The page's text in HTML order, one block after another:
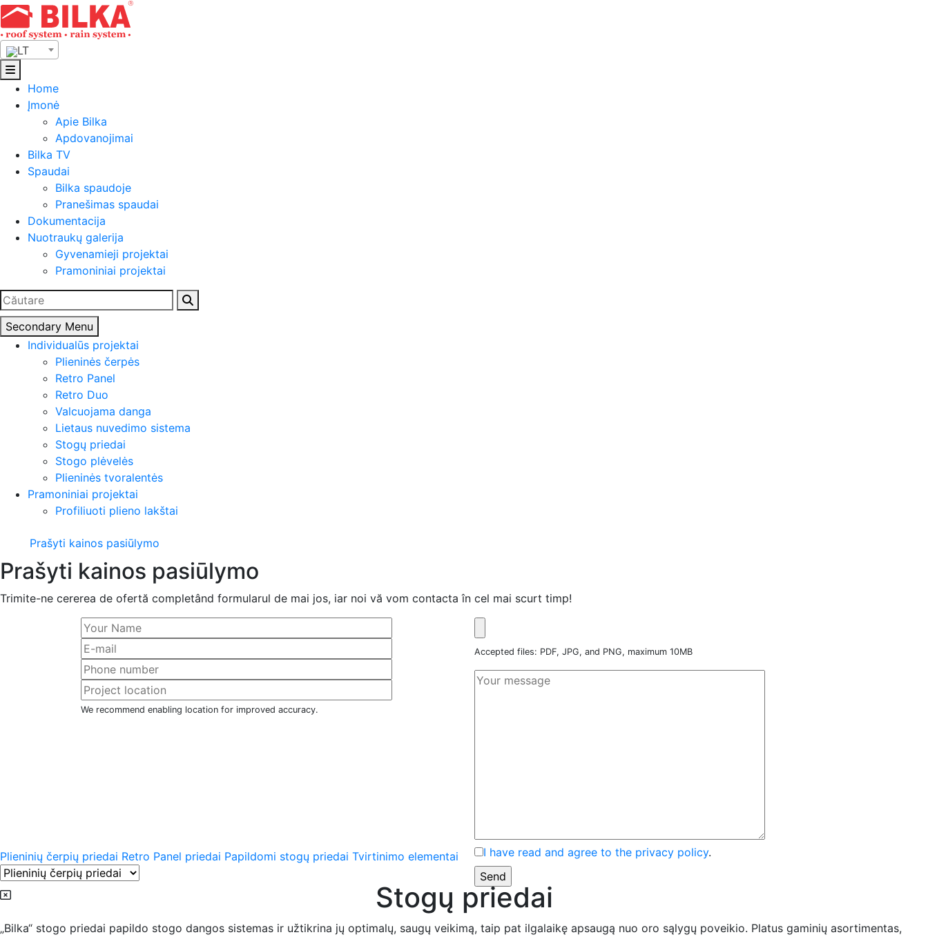
Skip
to
content
LT
Home
Įmonė
Apie Bilka
Apdovanojimai
Bilka TV
Spaudai
Bilka spaudoje
Pranešimas spaudai
Dokumentacija
Nuotraukų galerija
Gyvenamieji projektai
Pramoniniai projektai
Ieškoti:
Secondary Menu
Individualūs projektai
Plieninės čerpės
Retro Panel
Retro Duo
Valcuojama danga
Lietaus nuvedimo sistema
Stogų priedai
Stogo plėvelės
Plieninės tvoralentės
Pramoniniai projektai
Profiliuoti plieno lakštai
Prašyti kainos pasiūlymo
Prašyti kainos pasiūlymo
Trimite-ne cererea de ofertă completând formularul de mai jos, iar noi vă vom contacta în cel mai scurt timp!
We recommend enabling location for improved accuracy.
Accepted files: PDF, JPG, and PNG, maximum 10MB
I have read and agree to the privacy policy.
Plieninių čerpių priedai Retro Panel priedai Papildomi stogų priedai Tvirtinimo elementai
Stogų priedai
„Bilka“ stogo priedai papildo stogo dangos sistemas ir užtikrina jų optimalų, saugų veikimą, taip pat ilgalaikę apsaugą nuo oro sąlygų poveikio. Platus gaminių asortimentas,